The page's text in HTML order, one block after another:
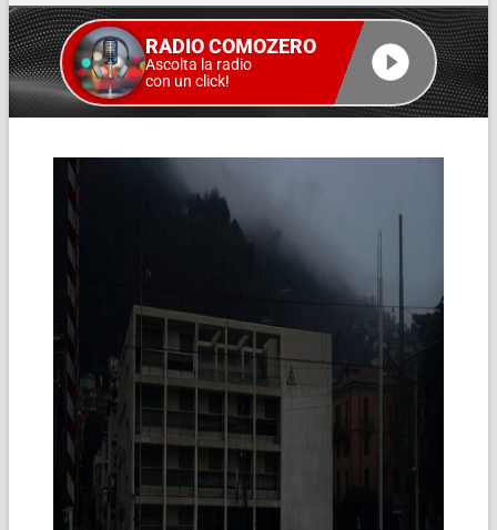
RADIO COMOZERO
Ascolta la radio
con un click!